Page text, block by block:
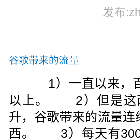
发布
谷歌带来的流量
1）一直以来，百
以上。 2）但是这
升，谷歌带来的流量
西。 3）每天有300